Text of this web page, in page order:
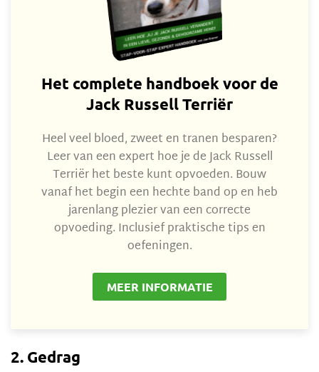
Het complete handboek voor de
Jack Russell Terriër
Heel veel bloed, zweet en tranen besparen?
Leer van een expert hoe je de Jack Russell
Terriër het beste kunt opvoeden. Bouw
vanaf het begin een hechte band op en heb
jarenlang plezier van een correcte
opvoeding. Inclusief praktische tips en
oefeningen.
MEER INFORMATIE
2. Gedrag